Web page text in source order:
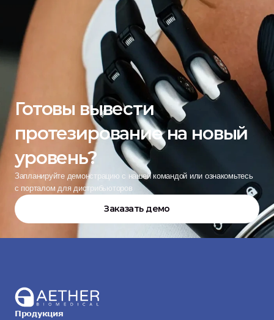
Готовы вывести
протезирование на новый
уровень?
Запланируйте демонстрацию с нашей командой или ознакомьтесь
с порталом для дистрибьюторов
Заказать демо
Продукция